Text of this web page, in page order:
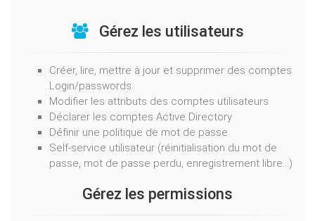
Gérez les utilisateurs
Créer, lire, mettre à jour et supprimer des comptes
Login/passwords
Modifier les attributs des comptes utilisateurs
Déclarer les comptes Active Directory
Définir une politique de mot de passe
Self-service utilisateur (réinitialisation du mot de
passe, mot de passe perdu, enregistrement libre...)
Gérez les permissions